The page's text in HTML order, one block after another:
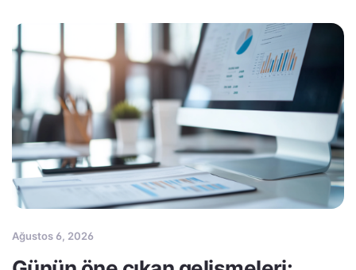
Ağustos 6, 2026